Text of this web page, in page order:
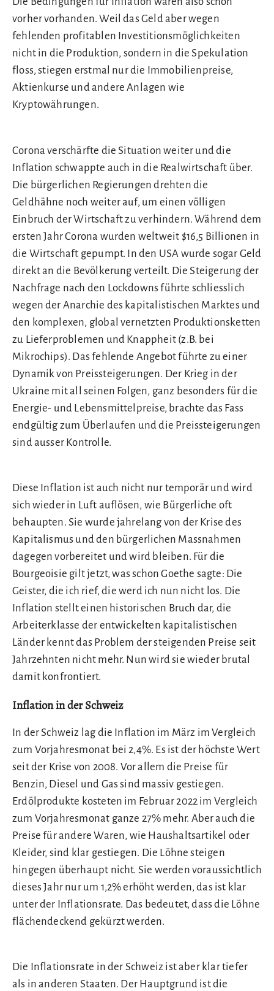
vorher vorhanden. Weil das Geld aber wegen
fehlenden profitablen Investitionsmöglichkeiten
nicht in die Produktion, sondern in die Spekulation
floss, stiegen erstmal nur die Immobilienpreise,
Aktienkurse und andere Anlagen wie
Kryptowährungen.
Corona verschärfte die Situation weiter und die
Inflation schwappte auch in die Realwirtschaft über.
Die bürgerlichen Regierungen drehten die
Geldhähne noch weiter auf, um einen völligen
Einbruch der Wirtschaft zu verhindern. Während dem
ersten Jahr Corona wurden weltweit $16,5 Billionen in
die Wirtschaft gepumpt. In den USA wurde sogar Geld
direkt an die Bevölkerung verteilt. Die Steigerung der
Nachfrage nach den Lockdowns führte schliesslich
wegen der Anarchie des kapitalistischen Marktes und
den komplexen, global vernetzten Produktionsketten
zu Lieferproblemen und Knappheit (z.B. bei
Mikrochips). Das fehlende Angebot führte zu einer
Dynamik von Preissteigerungen. Der Krieg in der
Ukraine mit all seinen Folgen, ganz besonders für die
Energie- und Lebensmittelpreise, brachte das Fass
endgültig zum Überlaufen und die Preissteigerungen
sind ausser Kontrolle.
Diese Inflation ist auch nicht nur temporär und wird
sich wieder in Luft auflösen, wie Bürgerliche oft
behaupten. Sie wurde jahrelang von der Krise des
Kapitalismus und den bürgerlichen Massnahmen
dagegen vorbereitet und wird bleiben. Für die
Bourgeoisie gilt jetzt, was schon Goethe sagte: Die
Geister, die ich rief, die werd ich nun nicht los. Die
Inflation stellt einen historischen Bruch dar, die
Arbeiterklasse der entwickelten kapitalistischen
Länder kennt das Problem der steigenden Preise seit
Jahrzehnten nicht mehr. Nun wird sie wieder brutal
damit konfrontiert.
Inflation in der Schweiz
In der Schweiz lag die Inflation im März im Vergleich
zum Vorjahresmonat bei 2,4%. Es ist der höchste Wert
seit der Krise von 2008. Vor allem die Preise für
Benzin, Diesel und Gas sind massiv gestiegen.
Erdölprodukte kosteten im Februar 2022 im Vergleich
zum Vorjahresmonat ganze 27% mehr. Aber auch die
Preise für andere Waren, wie Haushaltsartikel oder
Kleider, sind klar gestiegen. Die Löhne steigen
hingegen überhaupt nicht. Sie werden voraussichtlich
dieses Jahr nur um 1,2% erhöht werden, das ist klar
unter der Inflationsrate. Das bedeutet, dass die Löhne
flächendeckend gekürzt werden.
Die Inflationsrate in der Schweiz ist aber klar tiefer
als in anderen Staaten. Der Hauptgrund ist die